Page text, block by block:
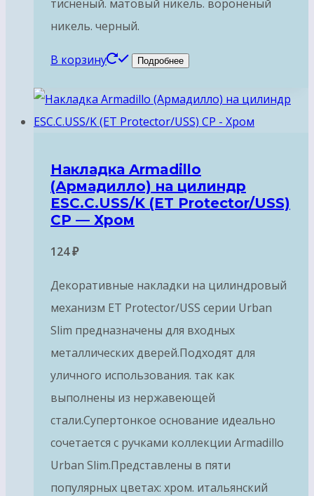
тисненый. матовый никель. вороненый
никель. черный.
В корзину Подробнее
Накладка Armadillo
(Армадилло) на цилиндр
ESC.C.USS/K (ET Protector/USS)
CP — Хром
124₽
Декоративные накладки на цилиндровый
механизм ET Protector/USS серии Urban
Slim предназначены для входных
металлических дверей.Подходят для
уличного использования. так как
выполнены из нержавеющей
стали.Супертонкое основание идеально
сочетается с ручками коллекции Armadillo
Urban Slim.Представлены в пяти
популярных цветах: хром. итальянский